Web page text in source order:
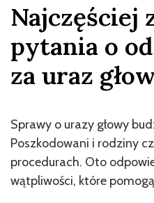
Najczęściej
pytania o
za uraz
Sprawy o urazy głowy
Poszkodowani i rodziny
procedurach. Oto
wątpliwości, które